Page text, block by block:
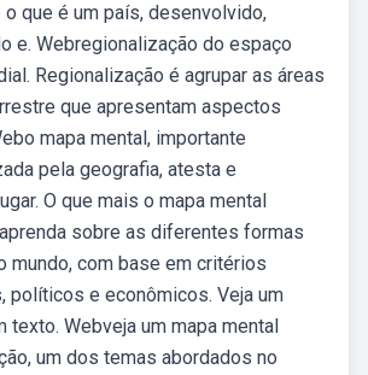
que é um país, desenvolvido,
e. Webregionalização do espaço
Regionalização é agrupar as áreas
que apresentam aspectos
mapa mental, importante
pela geografia, atesta e
O que mais o mapa mental
sobre as diferentes formas
mundo, com base em critérios
políticos e econômicos. Veja um
texto. Webveja um mapa mental
um dos temas abordados no